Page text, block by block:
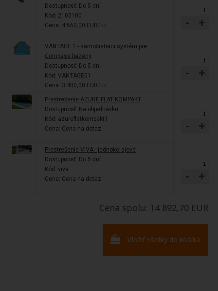
Dostupnosť: Do 5 dní
Kód: 2105100
Cena: 4 560,00 EUR
- +
VANTAGE 1 - samočistiaci systém pre
Compass bazény
Dostupnosť: Do 5 dní
Kód: VANTAGE01
Cena: 3 400,00 EUR
- +
Prestrešenie AZURE FLAT KOMPAKT
Dostupnosť: Na objednávku
Kód: azureflatkompakt1
Cena: Cena na dotaz
- +
Prestrešenie VIVA - jednokoľajové
Dostupnosť: Do 5 dní
Kód: viva
Cena: Cena na dotaz
- +
Cena spolu: 14 892,70 EUR
Vložiť všetky do košíka